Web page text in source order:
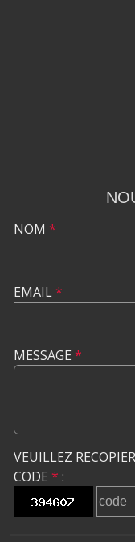
NOM *
EMAIL*
MESSAGE *
VEUILLEZ
CODE * :